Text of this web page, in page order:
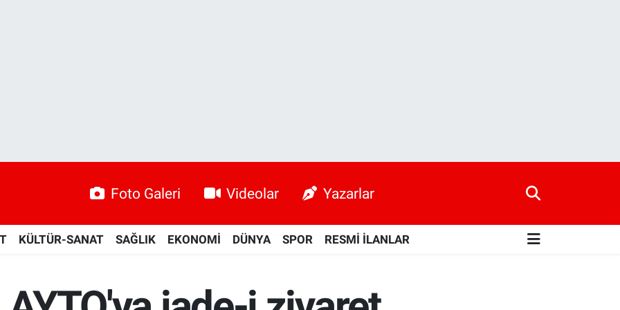
Foto Galeri Videolar Yazarlar
KÜLTÜR-SANAT SAĞLIK EKONOMİ DÜNYA SPOR RESMİ İLANLAR